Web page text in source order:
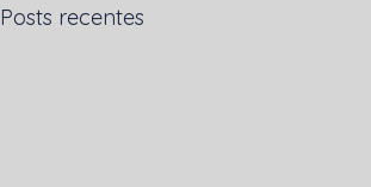
Posts recentes